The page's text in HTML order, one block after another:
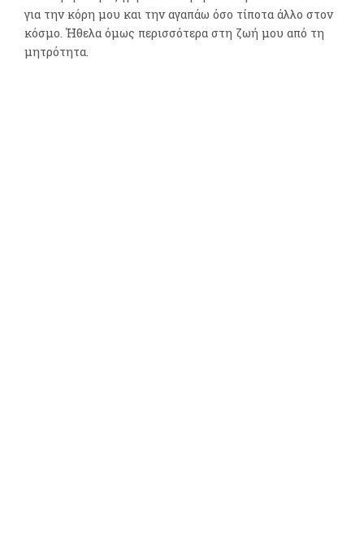
για την κόρη μου και την αγαπάω όσο τίποτα άλλο στον
κόσμο. Ήθελα όμως περισσότερα στη ζωή μου από τη
μητρότητα.